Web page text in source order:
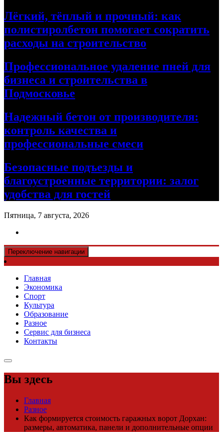
Лёгкий, тёплый и прочный: как
полистиролбетон помогает сократить
расходы на строительство
Профессиональное удаление пней для
бизнеса и строительства в
Подмосковье
Надежный бетон от производителя:
контроль качества и
профессиональные смеси
Безопасные подъезды и
благоустроенные территории: залог
удобства для гостей
Пятница, 7 августа, 2026
Переключение навигации
Главная
Экономика
Спорт
Культура
Образование
Разное
Сервис для бизнеса
Контакты
Вы здесь
Главная
Разное
Как формируется стоимость гаражных ворот Дорхан:
размеры, автоматика, панели и дополнительные опции